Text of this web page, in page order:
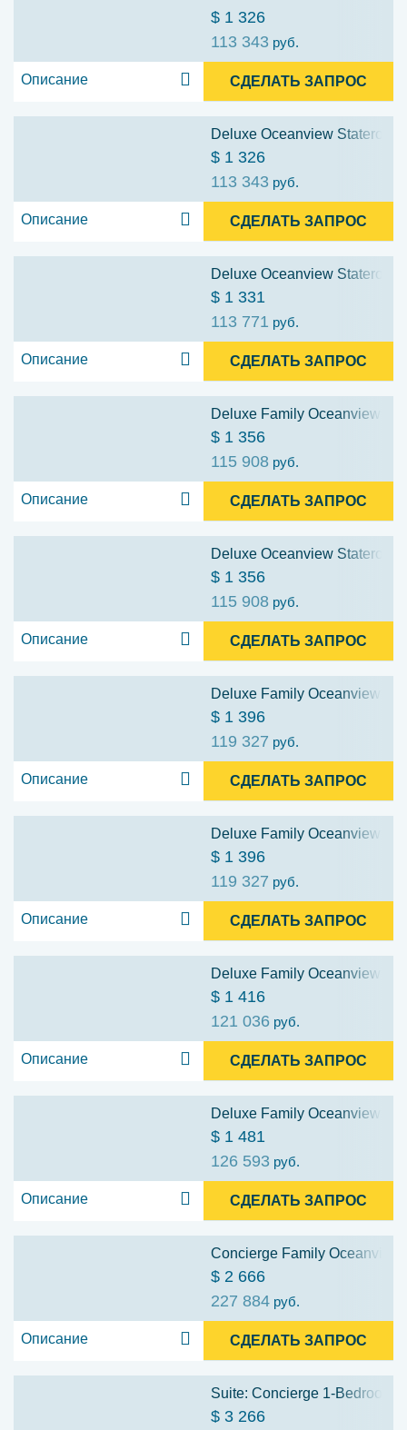
$ 1 326
113 343 руб.
Описание СДЕЛАТЬ ЗАПРОС
Deluxe Oceanview
$ 1 326
113 343 руб.
Описание СДЕЛАТЬ ЗАПРОС
Deluxe Oceanview
$ 1 331
113 771 руб.
Описание СДЕЛАТЬ ЗАПРОС
Deluxe Family Oceanview
$ 1 356
115 908 руб.
Описание СДЕЛАТЬ ЗАПРОС
Deluxe Oceanview
$ 1 356
115 908 руб.
Описание СДЕЛАТЬ ЗАПРОС
Deluxe Family Oceanview
$ 1 396
119 327 руб.
Описание СДЕЛАТЬ ЗАПРОС
Deluxe Family Oceanview
$ 1 396
119 327 руб.
Описание СДЕЛАТЬ ЗАПРОС
Deluxe Family Oceanview
$ 1 416
121 036 руб.
Описание СДЕЛАТЬ ЗАПРОС
Deluxe Family Oceanview
$ 1 481
126 593 руб.
Описание СДЕЛАТЬ ЗАПРОС
Concierge Family Oceanview
$ 2 666
227 884 руб.
Описание СДЕЛАТЬ ЗАПРОС
Suite: Concierge 1-Bedroom
$ 3 266